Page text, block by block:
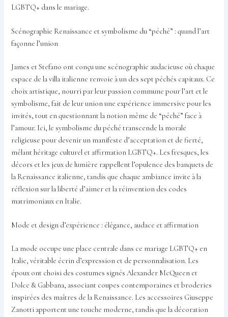
LGBTQ+ dans le mariage.
Scénographie Renaissance et symbolisme du “péché” : quand l’art
façonne l’union
James et Stefano ont conçu une scénographie audacieuse où chaque
espace de la villa italienne renvoie à un des sept péchés capitaux. Ce
choix artistique, nourri par leur passion commune pour l’art et le
symbolisme, fait de leur union une expérience immersive pour les
invités, tout en questionnant la notion même de “péché” face à
l’amour. Ici, le symbolisme du péché transcende la morale
religieuse pour devenir un manifeste d’acceptation et de fierté,
mêlant héritage culturel et affirmation LGBTQ+. Les fresques, les
décors et les jeux de lumière rappellent l’opulence des banquets de
la Renaissance italienne, tandis que chaque ambiance invite à la
réflexion sur la liberté d’aimer et la réinvention des codes
matrimoniaux en Italie.
Mode et design d’expérience : élégance, audace et affirmation
La mode occupe une place centrale dans ce mariage LGBTQ+ en
Italie, véritable écrin d’expression et de personnalisation. Les
époux ont choisi des costumes signés Alexander McQueen et
Dolce & Gabbana, associant coupes contemporaines et broderies
inspirées des maîtres de la Renaissance. Les accessoires Giuseppe
Zanotti apportent une touche moderne, tandis que la décoration